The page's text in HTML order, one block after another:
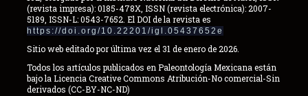
(revista impresa): 0185-478X, ISSN (revista electrónica): 2007-
5189, ISSN-L: 0543-7652. El DOI de la revista es
https://doi.org/10.22201/igl.05437652e
Sitio web editado por última vez el 31 de enero de 2026.
Todos los artículos publicados en Paleontología Mexicana están
bajo la Licencia Creative Commons Atribución-No comercial-Sin
derivados (CC-BY-NC-ND)